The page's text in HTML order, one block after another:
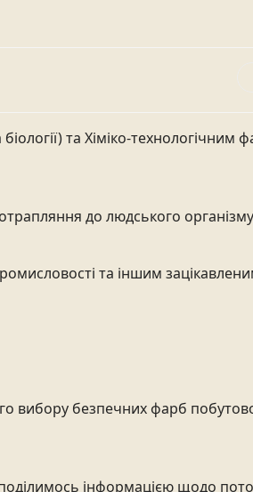
та Хіміко-технологічним
до людського
та іншим
вибору безпечних фарб
інформацією щодо